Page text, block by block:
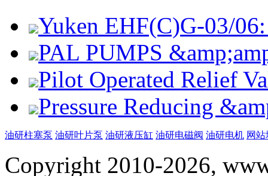
Yuken EHF(C)G-03/
PAL PUMPS
Pilot Operated Relief
Pressure Reducing
油研柱塞泵 油研叶片泵 油研液压缸 油研电磁阀 油研电机 网
Copyright 2010-2026,